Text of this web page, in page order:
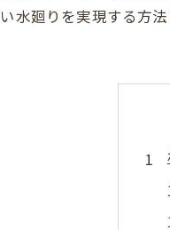
水廻りを実現する方